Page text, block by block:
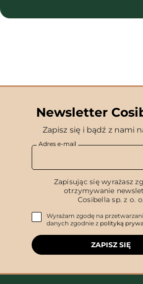
Newsletter
Zapisz się i bądź z nami
Adres e-mail
Zapisując się wyrażasz
otrzymywanie
Cosibella sp. z o. o.
Wyrażam zgodę na
danych zgodnie z polityką
ZAPISZ SIĘ